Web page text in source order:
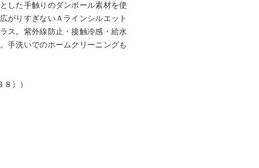
した手触りのダンボール素材を使
がりすぎないＡラインシルエット
ス。紫外線防止・接触冷感・給水
手洗いでのホームクリーニングも
））